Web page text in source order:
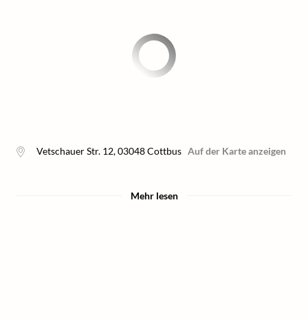
Vetschauer Str. 12,03048Cottbus Auf der Karte anzeigen
Mehr lesen